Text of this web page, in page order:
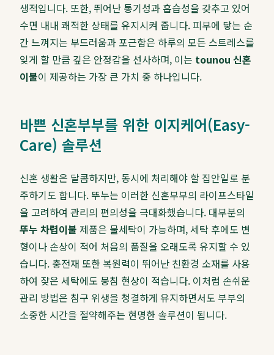
생적입니다. 또한, 뛰어난 통기성과 흡습성을 갖추고 있어
수면 내내 쾌적한 상태를 유지시켜 줍니다. 피부에 닿는 순
간 느껴지는 부드러움과 포근함은 하루의 모든 스트레스를
잊게 할 만큼 깊은 안정감을 선사하며, 이는 tounou 신혼
이불이 제공하는 가장 큰 가치 중 하나입니다.
바쁜 신혼부부를 위한 이지케어(Easy-
Care) 솔루션
신혼 생활은 달콤하지만, 동시에 처리해야 할 집안일로 분
주하기도 합니다. 뚜누는 이러한 신혼부부의 라이프스타일
을 고려하여 관리의 편의성을 극대화했습니다. 대부분의
뚜누 차렵이불 제품은 물세탁이 가능하며, 세탁 후에도 변
형이나 손상이 적어 처음의 품질을 오래도록 유지할 수 있
습니다. 충전재 또한 복원력이 뛰어난 친환경 소재를 사용
하여 잦은 세탁에도 뭉침 현상이 적습니다. 이처럼 손쉬운
관리 방법은 침구 위생을 청결하게 유지하면서도 부부의
소중한 시간을 절약해주는 현명한 솔루션이 됩니다.